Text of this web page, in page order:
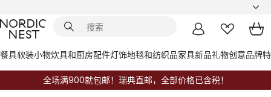
餐具软装小物炊具和厨房配件灯饰地毯和纺织品家具新品礼物创意品牌
全场满900就包邮！瑞典直邮，全部价格已含税！